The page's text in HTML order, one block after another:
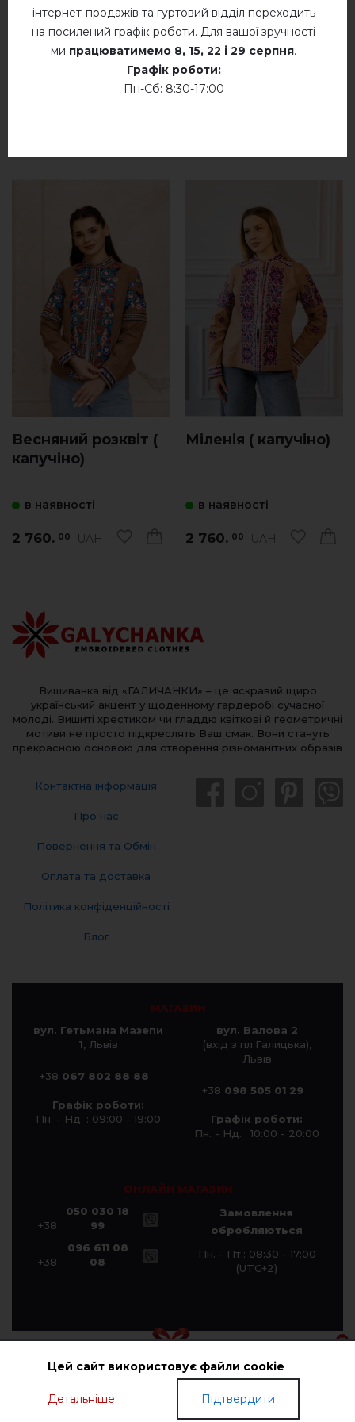
ПОДАРУНКОВІ СЕРТИФІКАТИ
Цей сайт використовує файли cookie
Детальніше Підтвердити
синя т.)
Весняний розквіт (
капучіно)
в наявності
2 760. 00 UAH
Міленія ( капучіно)
в наявності
2 760. 00 UAH
Вишиванка від «ГАЛИЧАНКИ» – це яскравий щиро
український акцент у щоденному гардеробі сучасної
молоді. Вишиті хрестиком чи гладдю квіткові й геометричні
мотиви не просто підкреслять Ваш смак. Вони стануть
прекрасною основою для створення різноманітних образів
Контактна інформація
Про нас
Повернення та Обмін
Оплата та доставка
Політика конфіденційності
Блог
МАГАЗИН
вул. Гетьмана Мазепи
1, Львів
+38 067 802 88 88
Графік роботи:
Пн. - Нд. : 09:00 - 19:00
вул. Валова 2
(вхід з пл.Галицька),
Львів
+38 098 505 01 29
Графік роботи:
Пн. - Нд. : 10:00 - 20:00
ОНЛАЙН МАГАЗИН
+38
050 030 18
99
+38
096 611 08
08
Замовлення
обробляються
Пн. - Пт.: 08:30 - 17:00
(UTC+2)
© Компанія «Галичанка» 2026
інтернет-продажів та гуртовий відділ переходить
на посилений графік роботи. Для вашої зручності
ми працюватимемо 8, 15, 22 і 29 серпня.
Графік роботи:
Пн-Сб: 8:30-17:00